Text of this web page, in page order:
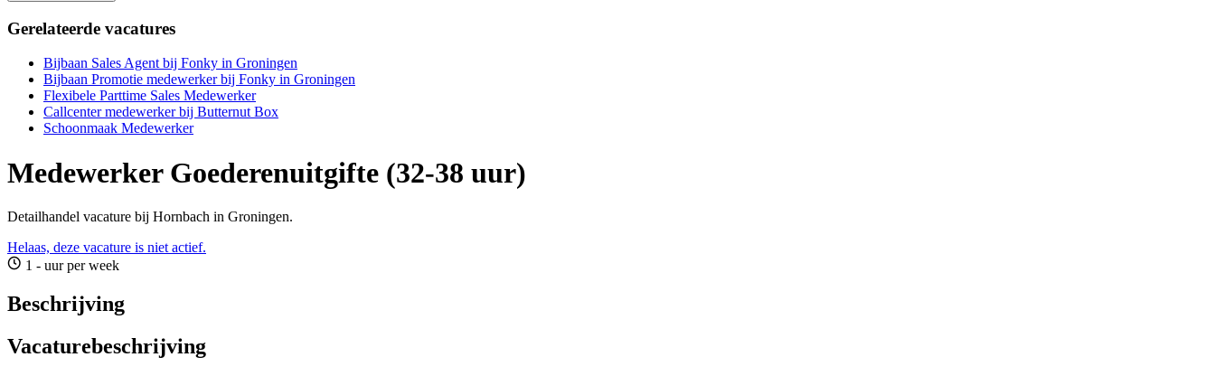
Gerelateerde vacatures
Bijbaan Sales Agent bij Fonky in Groningen
Bijbaan Promotie medewerker bij Fonky in Groningen
Flexibele Parttime Sales Medewerker
Callcenter medewerker bij Butternut Box
Schoonmaak Medewerker
Medewerker Goederenuitgifte (32-38 uur)
Detailhandel vacature bij Hornbach in Groningen.
Helaas, deze vacature is niet actief.
1 - uur per week
Beschrijving
Vacaturebeschrijving